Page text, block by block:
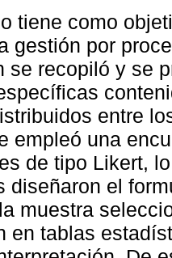
tiene como
gestión por
se recopiló y se
entre
empleó una
de tipo Likert,
diseñaron el
muestra
en tablas